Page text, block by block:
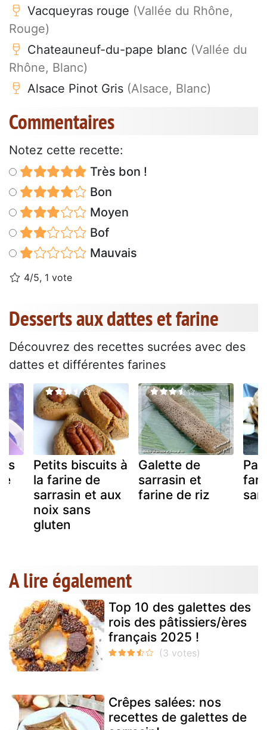
Vacqueyras rouge (Vallée du Rhône,
Rouge)
Chateauneuf-du-pape blanc (Vallée du
Rhône, Blanc)
Alsace Pinot Gris (Alsace, Blanc)
Commentaires
Notez cette recette:
Très bon !
Bon
Moyen
Bof
Mauvais
4/5, 1 vote
Desserts aux dattes et farine
Découvrez des recettes sucrées avec des
dattes et différentes farines
Petits biscuits à
la farine de
sarrasin et aux
noix sans
gluten
Galette de
sarrasin et
farine de riz
A lire également
Top 10 des galettes des
rois des pâtissiers/ères
français 2025 !
Crêpes salées: nos
recettes de galettes de